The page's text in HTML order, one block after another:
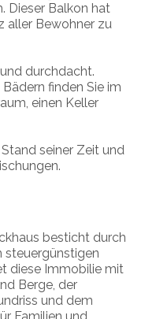
Dieser Balkon hat
aller Bewohner zu
durchdacht.
finden Sie im
einen Keller
seiner Zeit und
besticht durch
steuergünstigen
diese Immobilie mit
Berge, der
und dem